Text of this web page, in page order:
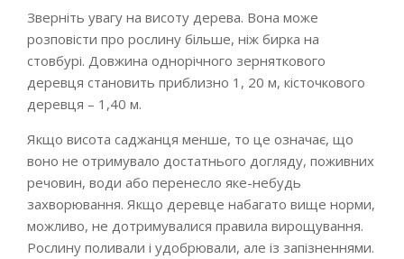
Зверніть увагу на висоту дерева. Вона може
розповісти про рослину більше, ніж бирка на
стовбурі. Довжина однорічного зерняткового
деревця становить приблизно 1, 20 м, кісточкового
деревця – 1,40 м.
Якщо висота саджанця менше, то це означає, що
воно не отримувало достатнього догляду, поживних
речовин, води або перенесло яке-небудь
захворювання. Якщо деревце набагато вище норми,
можливо, не дотримувалися правила вирощування.
Рослину поливали і удобрювали, але із запізненнями.